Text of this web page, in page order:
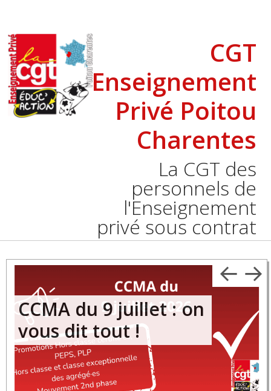
CGT
Enseignement
Privé Poitou
Charentes
La CGT des
personnels de
l'Enseignement
privé sous contrat
CCMA du 9 juillet : on
vous dit tout !